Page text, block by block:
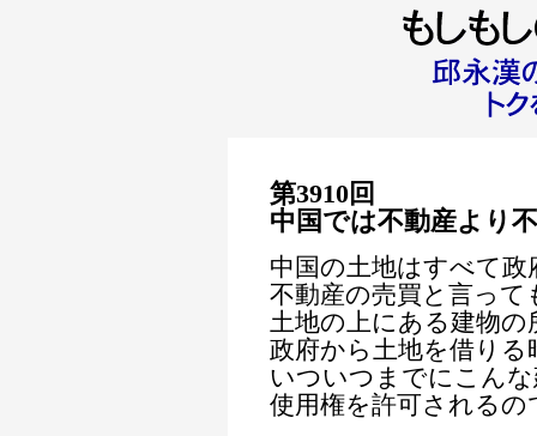
第3910回
中国では不動産より
中国の土地はすべて
不動産の売買と言って
土地の上にある建物
政府から土地を借りる
いついつまでにこん
使用権を許可されるの